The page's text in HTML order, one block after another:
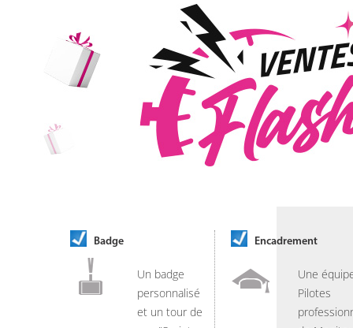
Badge
Un badge
personnalisé
et un tour de
Encadrement
Une
Pilotes